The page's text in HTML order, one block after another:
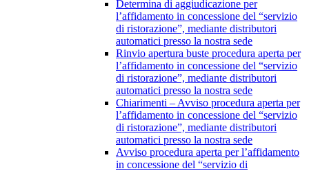
Determina di aggiudicazione per
l’affidamento in concessione del “servizio
di ristorazione”, mediante distributori
automatici presso la nostra sede
Rinvio apertura buste procedura aperta per
l’affidamento in concessione del “servizio
di ristorazione”, mediante distributori
automatici presso la nostra sede
Chiarimenti – Avviso procedura aperta per
l’affidamento in concessione del “servizio
di ristorazione”, mediante distributori
automatici presso la nostra sede
Avviso procedura aperta per l’affidamento
in concessione del “servizio di